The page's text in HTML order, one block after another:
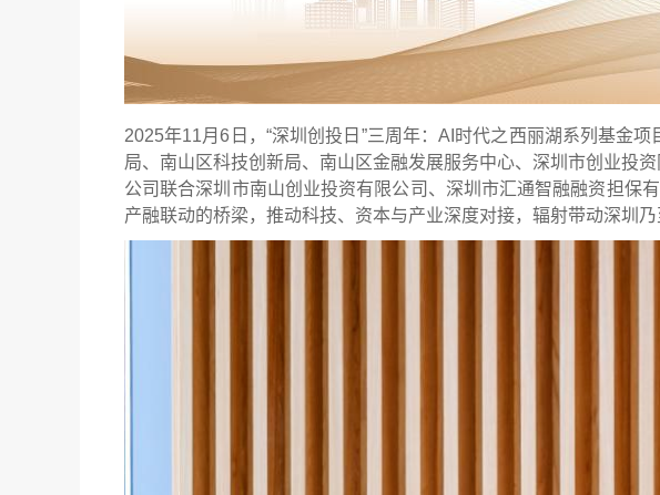
2025年11月6日，“深圳创投日”三周年：AI时代之西丽湖系列基金
局、南山区科技创新局、南山区金融发展服务中心、深圳市创业投
公司联合深圳市南山创业投资有限公司、深圳市汇通智融融资担保
产融联动的桥梁，推动科技、资本与产业深度对接，辐射带动深圳乃